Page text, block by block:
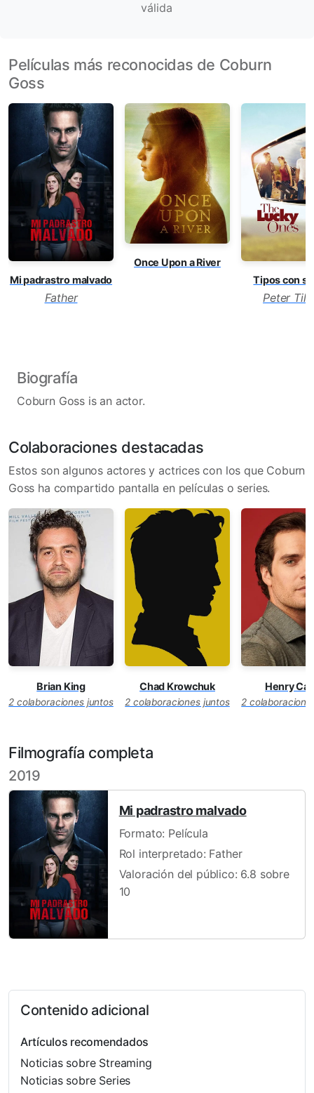
válida
Películas más reconocidas de Coburn
Goss
Mi padrastro malvado
Father
Once Upon a River
Tipos con
Peter
Biografía
Coburn Goss is an actor.
Colaboraciones destacadas
Estos son algunos actores y actrices con los que Coburn
Goss ha compartido pantalla en películas o series.
Brian King
2 colaboraciones juntos
Chad Krowchuk
2 colaboraciones juntos
Henry
2
Filmografía completa
2019
Mi padrastro malvado
Formato: Película
Rol interpretado: Father
Valoración del público: 6.8 sobre
10
Contenido adicional
Artículos recomendados
Noticias sobre Streaming
Noticias sobre Series